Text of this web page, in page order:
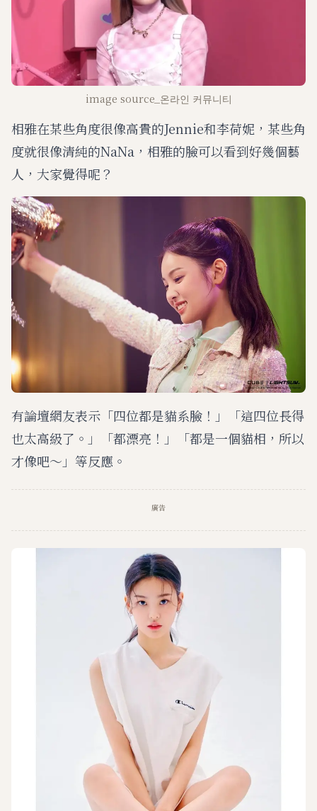
image source_온라인 커뮤니티
相雅在某些角度很像高貴的Jennie和李荷妮，某些角
度就很像清純的NaNa，相雅的臉可以看到好幾個藝
人，大家覺得呢？
有論壇網友表示「四位都是貓系臉！」「這四位長得
也太高級了。」「都漂亮！」「都是一個貓相，所以
才像吧～」等反應。
廣告